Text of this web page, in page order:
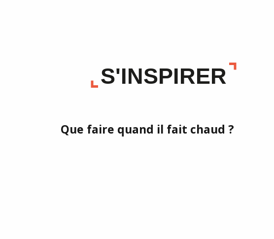
S'INSPIRER
Que faire quand il fait chaud ?